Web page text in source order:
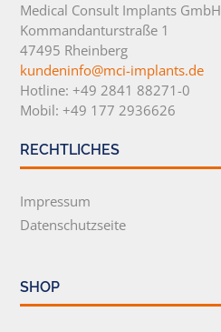
Medical Consult Implants GmbH
Kommandanturstraße 1
47495 Rheinberg
kundeninfo@mci-implants.de
Hotline: +49 2841 88271-0
Mobil: +49 177 2936626
RECHTLICHES
Impressum
Datenschutzseite
SHOP